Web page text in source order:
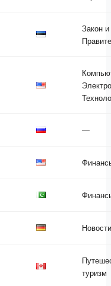
Закон и
—
туризм